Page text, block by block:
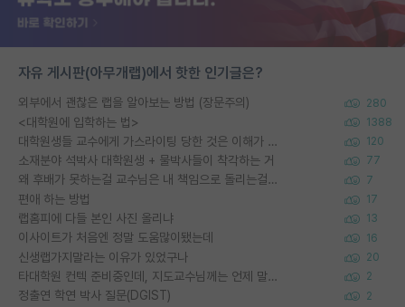
자유 게시판(아무개랩)에서 핫한 인기글은?
외부에서 괜찮은 랩을 알아보는 방법 (장문주의) 280
<대학원에 입학하는 법> 1388
대학원생들 교수에게 가스라이팅 당한 것은 이해가 갑니다. 안타깝네요. 120
소재분야 석박사 대학원생 + 물박사들이 착각하는 거 77
왜 후배가 못하는걸 교수님은 내 책임으로 돌리는걸까요? 7
편애 하는 방법 17
랩홈피에 다들 본인 사진 올리냐 13
이사이트가 처음엔 정말 도움많이됐는데 16
신생랩가지말라는 이유가 있었구나 20
타대학원 컨텍 준비중인데, 지도교수님께는 언제 말씀드려야 할까요? 2
정출연 학연 박사 질문(DGIST) 2